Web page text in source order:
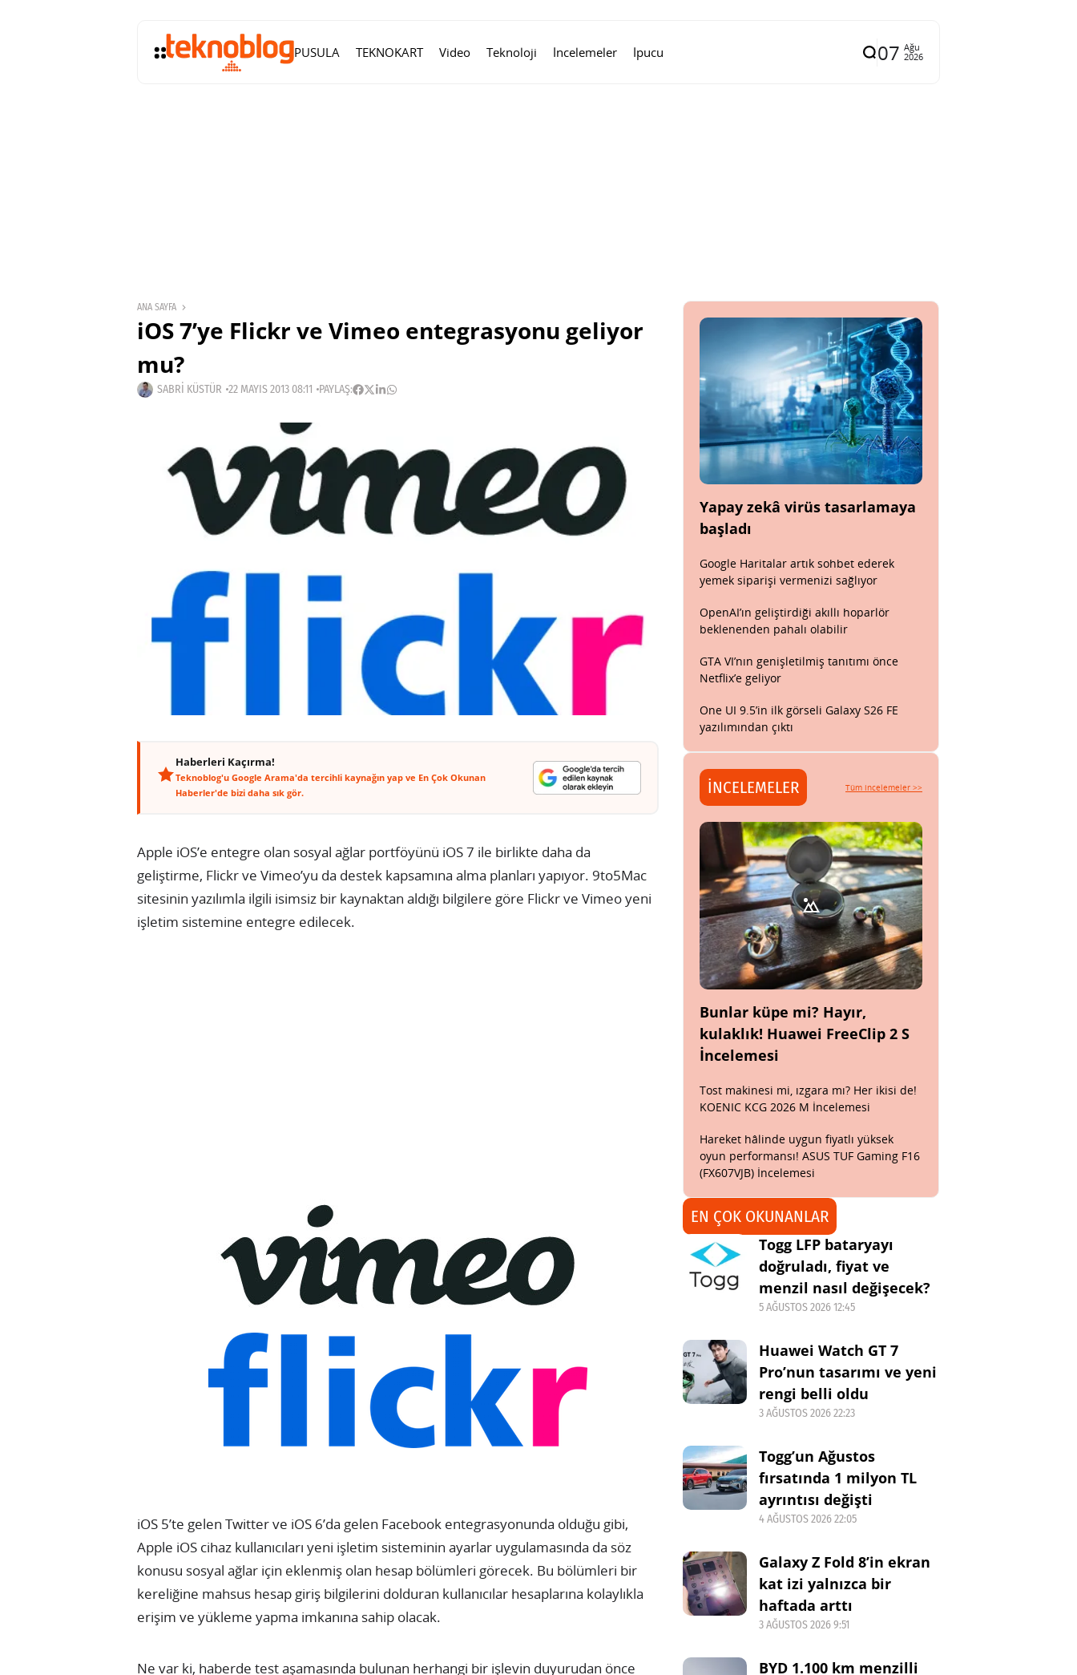
PUSULA TEKNOKART Video Teknoloji İncelemeler İpucu 07 Ağu
2026
ANA SAYFA
iOS 7’ye Flickr ve Vimeo entegrasyonu geliyor
mu?
SABRI KÜSTÜR 22 MAYIS 2013 08:11 PAYLAŞ:
Haberleri Kaçırma!
Teknoblog'u Google Arama'da tercihli kaynağın yap ve En Çok Okunan
Haberler'de bizi daha sık gör.
Apple iOS’e entegre olan sosyal ağlar portföyünü iOS 7 ile birlikte daha da
geliştirme, Flickr ve Vimeo’yu da destek kapsamına alma planları yapıyor. 9to5Mac
sitesinin yazılımla ilgili isimsiz bir kaynaktan aldığı bilgilere göre Flickr ve Vimeo yeni
işletim sistemine entegre edilecek.
iOS 5’te gelen Twitter ve iOS 6’da gelen Facebook entegrasyonunda olduğu gibi,
Apple iOS cihaz kullanıcıları yeni işletim sisteminin ayarlar uygulamasında da söz
konusu sosyal ağlar için eklenmiş olan hesap bölümleri görecek. Bu bölümleri bir
kereliğine mahsus hesap giriş bilgilerini dolduran kullanıcılar hesaplarına kolaylıkla
erişim ve yükleme yapma imkanına sahip olacak.
Ne var ki, haberde test aşamasında bulunan herhangi bir işlevin duyurudan önce
Yapay zekâ virüs tasarlamaya
başladı
Google Haritalar artık sohbet ederek
yemek siparişi vermenizi sağlıyor
OpenAI’ın geliştirdiği akıllı hoparlör
beklenenden pahalı olabilir
GTA VI’nın genişletilmiş tanıtımı önce
Netflix’e geliyor
One UI 9.5’in ilk görseli Galaxy S26 FE
yazılımından çıktı
İNCELEMELER Tüm incelemeler >>
Bunlar küpe mi? Hayır,
kulaklık! Huawei FreeClip 2 S
İncelemesi
Tost makinesi mi, ızgara mı? Her ikisi de!
KOENIC KCG 2026 M İncelemesi
Hareket hâlinde uygun fiyatlı yüksek
oyun performansı! ASUS TUF Gaming F16
(FX607VJB) İncelemesi
EN ÇOK OKUNANLAR
Togg LFP bataryayı
doğruladı, fiyat ve
menzil nasıl değişecek?
5 AĞUSTOS 2026 12:45
Huawei Watch GT 7
Pro’nun tasarımı ve yeni
rengi belli oldu
3 AĞUSTOS 2026 22:23
Togg’un Ağustos
fırsatında 1 milyon TL
ayrıntısı değişti
4 AĞUSTOS 2026 22:05
Galaxy Z Fold 8’in ekran
kat izi yalnızca bir
haftada arttı
3 AĞUSTOS 2026 9:51
BYD 1.100 km menzilli